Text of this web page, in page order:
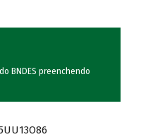
BNDES preenchendo